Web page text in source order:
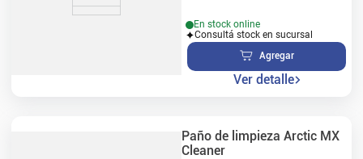
En stock online
Consultá stock en sucursal
Agregar
Ver detalle
Paño de limpieza Arctic MX
Cleaner